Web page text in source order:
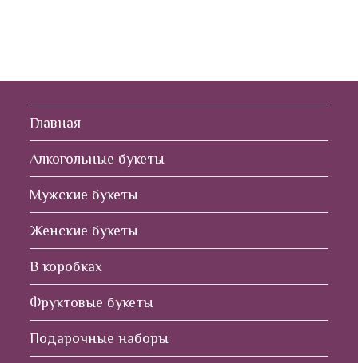
Главная
Алкогольные букеты
Мужские букеты
Женские букеты
В коробках
Фруктовые букеты
Подарочные наборы